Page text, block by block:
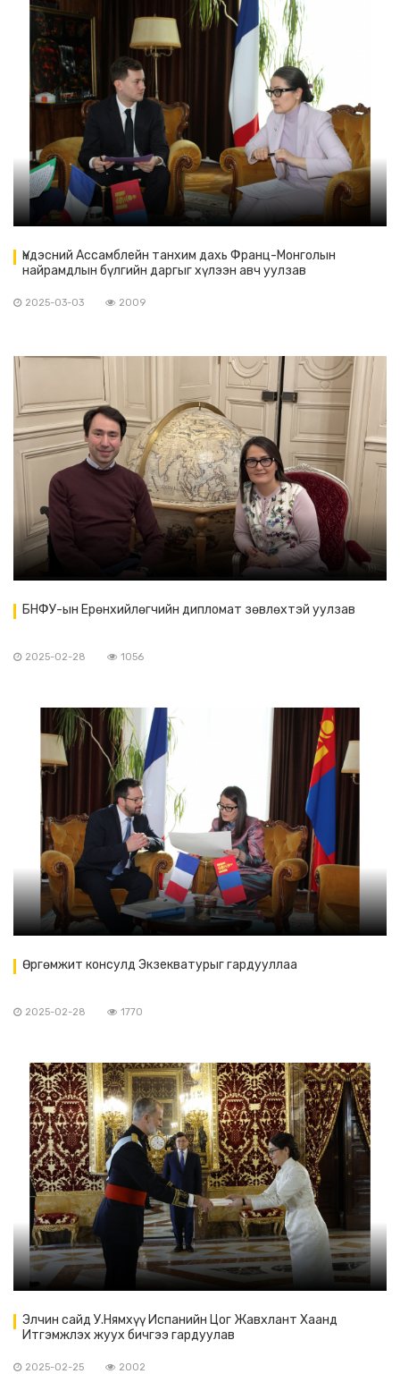
Үндэсний Ассамблейн танхим дахь Франц-Монголын
найрамдлын бүлгийн даргыг хүлээн авч уулзав
2025-03-03 2009
БНФУ-ын Ерөнхийлөгчийн дипломат зөвлөхтэй уулзав
2025-02-28 1056
Өргөмжит консулд Экзекватурыг гардууллаа
2025-02-28 1770
Элчин сайд У.Нямхүү Испанийн Цог Жавхлант Хаанд
Итгэмжлэх жуух бичгээ гардуулав
2025-02-25 2002